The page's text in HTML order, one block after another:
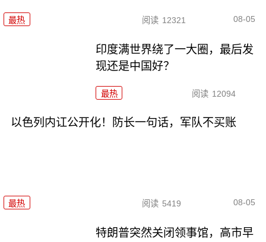
最热 阅读 12321 08-05
印度满世界绕了一大圈，最后发
现还是中国好？
最热 阅读 12094
以色列内讧公开化！防长一句话，军队不买账
最热 阅读 5419 08-05
特朗普突然关闭领事馆，高市早